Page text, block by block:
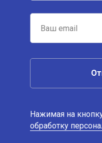
Нажимая на
обработку